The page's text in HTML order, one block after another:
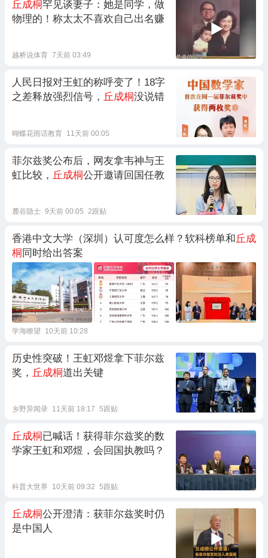
丘成桐罕见谈妻子：她是同学，做
物理的！称太太不喜欢自己出名赚
越桥说体育 7天前 03:49
人民日报对王虹的称呼变了！18字
之差释放强烈信号， 丘成桐没说错
蝴蝶花雨话教育 11天前 00:05
菲尔兹奖公布后，网友拿韦神与王
虹比较， 丘成桐公开邀请回国任教
麓谷隐士 9天前 00:05 2跟贴
香港中文大学（深圳）认可度怎么样？软科榜单和 丘成
桐 同时给出答案
学海瞭望 10天前 10:28
历史性突破！王虹邓煜拿下菲尔兹
奖， 丘成桐道出关键
乡野异闻录 11天前 18:17 5跟贴
丘成桐已喊话！获得菲尔兹奖的数
学家王虹和邓煜，会回国执教吗？
科普大世界 10天前 09:32 5跟贴
丘成桐公开澄清：获菲尔兹奖时仍
是中国人